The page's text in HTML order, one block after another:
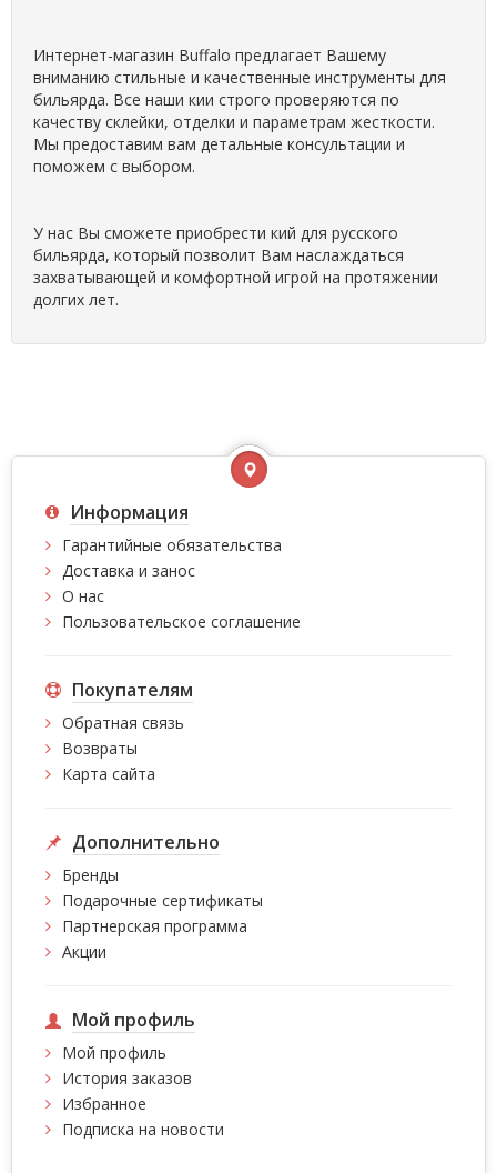
Интернет-магазин Buffalo предлагает Вашему
вниманию стильные и качественные инструменты для
бильярда. Все наши кии строго проверяются по
качеству склейки, отделки и параметрам жесткости.
Мы предоставим вам детальные консультации и
поможем с выбором.
У нас Вы сможете приобрести кий для русского
бильярда, который позволит Вам наслаждаться
захватывающей и комфортной игрой на протяжении
долгих лет.
Информация
Гарантийные обязательства
Доставка и занос
О нас
Пользовательское соглашение
Покупателям
Обратная связь
Возвраты
Карта сайта
Дополнительно
Бренды
Подарочные сертификаты
Партнерская программа
Акции
Мой профиль
Мой профиль
История заказов
Избранное
Подписка на новости